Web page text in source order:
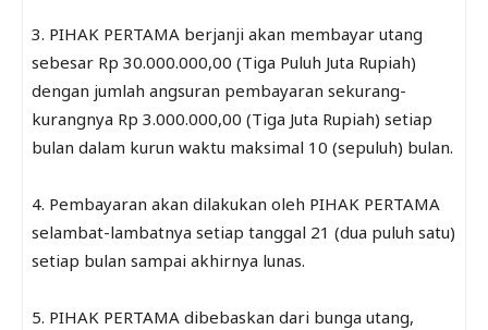
3. PIHAK PERTAMA berjanji akan membayar utang
sebesar Rp 30.000.000,00 (Tiga Puluh Juta Rupiah)
dengan jumlah angsuran pembayaran sekurang-
kurangnya Rp 3.000.000,00 (Tiga Juta Rupiah) setiap
bulan dalam kurun waktu maksimal 10 (sepuluh) bulan.
4. Pembayaran akan dilakukan oleh PIHAK PERTAMA
selambat-lambatnya setiap tanggal 21 (dua puluh satu)
setiap bulan sampai akhirnya lunas.
5. PIHAK PERTAMA dibebaskan dari bunga utang,